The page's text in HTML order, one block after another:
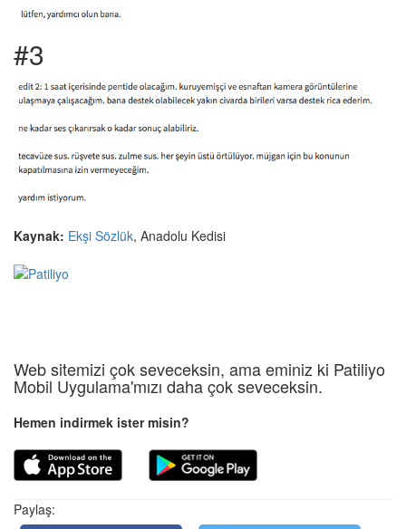
#3
Kaynak: Ekşi Sözlük, Anadolu Kedisi
Web sitemizi çok seveceksin, ama eminiz ki Patiliyo
Mobil Uygulama'mızı daha çok seveceksin.
Hemen indirmek ister misin?
Paylaş: